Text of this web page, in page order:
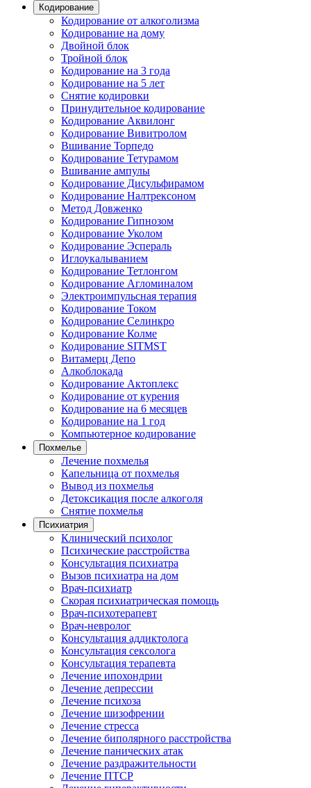
Кодирование
Кодирование от алкоголизма
Кодирование на дому
Двойной блок
Тройной блок
Кодирование на 3 года
Кодирование на 5 лет
Снятие кодировки
Принудительное кодирование
Кодирование Аквилонг
Кодирование Вивитролом
Вшивание Торпедо
Кодирование Тетурамом
Вшивание ампулы
Кодирование Дисульфирамом
Кодирование Налтрексоном
Метод Довженко
Кодирование Гипнозом
Кодирование Уколом
Кодирование Эспераль
Иглоукалыванием
Кодирование Тетлонгом
Кодирование Агломиналом
Электроимпульсная терапия
Кодирование Током
Кодирование Селинкро
Кодирование Колме
Кодирование SITMST
Витамерц Депо
Алкоблокада
Кодирование Актоплекс
Кодирование от курения
Кодирование на 6 месяцев
Кодирование на 1 год
Компьютерное кодирование
Похмелье
Лечение похмелья
Капельница от похмелья
Вывод из похмелья
Детоксикация после алкоголя
Снятие похмелья
Психиатрия
Клинический психолог
Психические расстройства
Консультация психиатра
Вызов психиатра на дом
Врач-психиатр
Скорая психиатрическая помощь
Врач-психотерапевт
Врач-невролог
Консультация аддиктолога
Консультация сексолога
Консультация терапевта
Лечение ипохондрии
Лечение депрессии
Лечение психоза
Лечение шизофрении
Лечение стресса
Лечение биполярного расстройства
Лечение панических атак
Лечение раздражительности
Лечение ПТСР